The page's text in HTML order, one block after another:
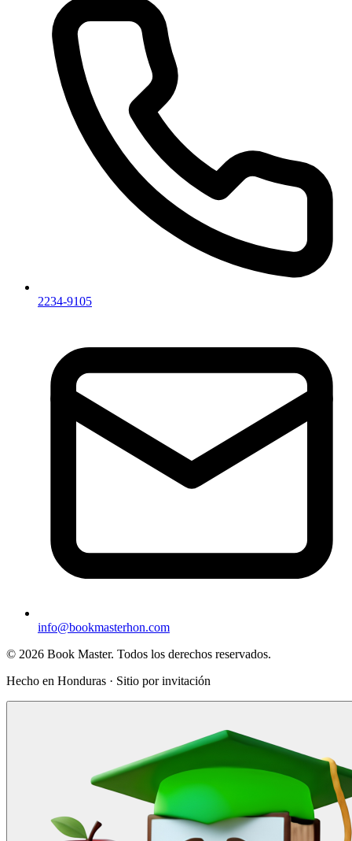
2234-9105
info@bookmasterhon.com
© 2026 Book Master. Todos los derechos reservados.
Hecho en Honduras · Sitio por invitación